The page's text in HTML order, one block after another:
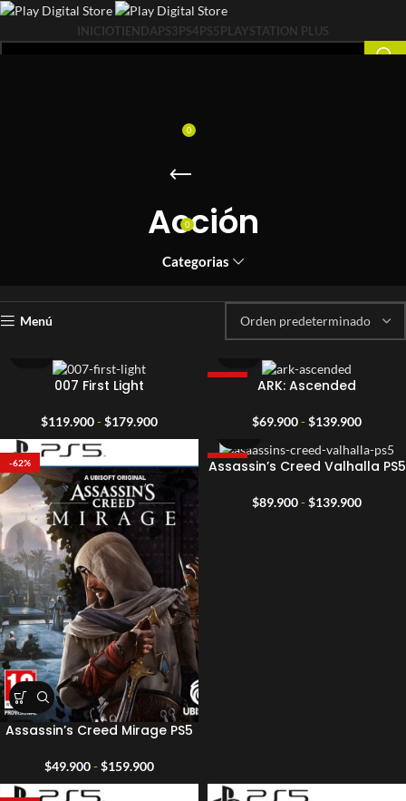
INICIOTIENDAPS3PS4PS5PLAYSTATION PLUS
0
0 $0
Acción
Categorias
Menú
007 First Light
$119.900-$179.900Rango
de
desde
hasta
$179.900
ARK: Ascended
$69.900-$139.900Rango
precios:
desde
hasta
-62%
Assassin’s Creed Mirage PS5
$49.900-$159.900Rango
de
-25%
Assassin’s Creed Valhalla PS5
$89.900-$139.900Rango